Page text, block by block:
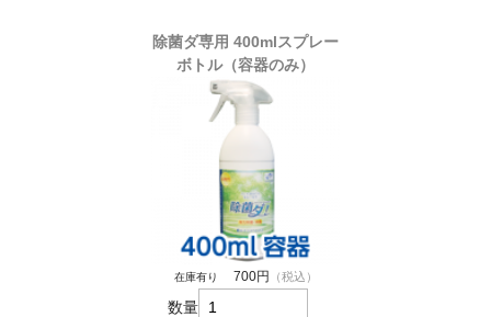
除菌ダ専用 400mlスプレー
ボトル（容器のみ）
在庫有り 700円 （税込）
数量